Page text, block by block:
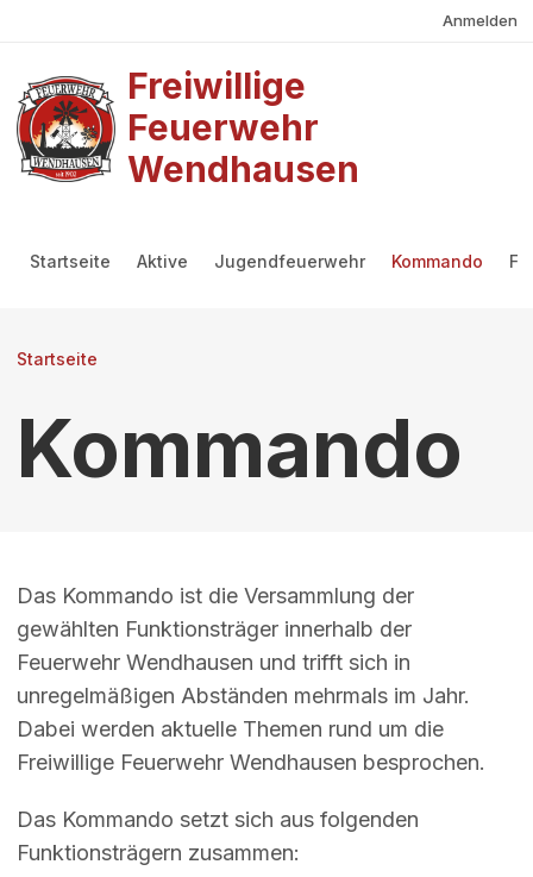
Anmelden
Freiwillige
Feuerwehr
Wendhausen
Startseite Aktive Jugendfeuerwehr Kommando
Pfadnavigation
Startseite
Kommando
Das Kommando ist die Versammlung der
gewählten Funktionsträger innerhalb der
Feuerwehr Wendhausen und trifft sich in
unregelmäßigen Abständen mehrmals im Jahr.
Dabei werden aktuelle Themen rund um die
Freiwillige Feuerwehr Wendhausen besprochen.
Das Kommando setzt sich aus folgenden
Funktionsträgern zusammen: